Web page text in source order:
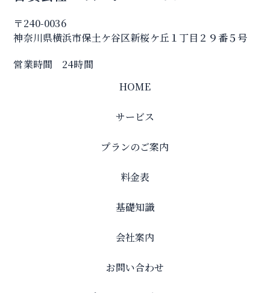
〒240-0036
神奈川県横浜市保土ケ谷区新桜ケ丘１丁目２９番５号
営業時間 24時間
HOME
サービス
プランのご案内
料金表
基礎知識
会社案内
お問い合わせ